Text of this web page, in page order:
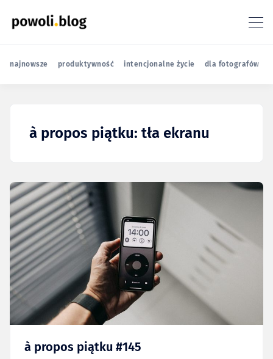
najnowsze produktywność intencjonalne życie dla fotografów
à propos piątku: tła ekranu
à propos piątku #145